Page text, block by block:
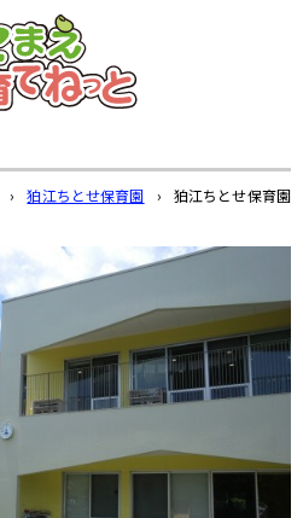
ージの本文へ
› 狛江ちとせ保育園 › 狛江ちとせ保育園